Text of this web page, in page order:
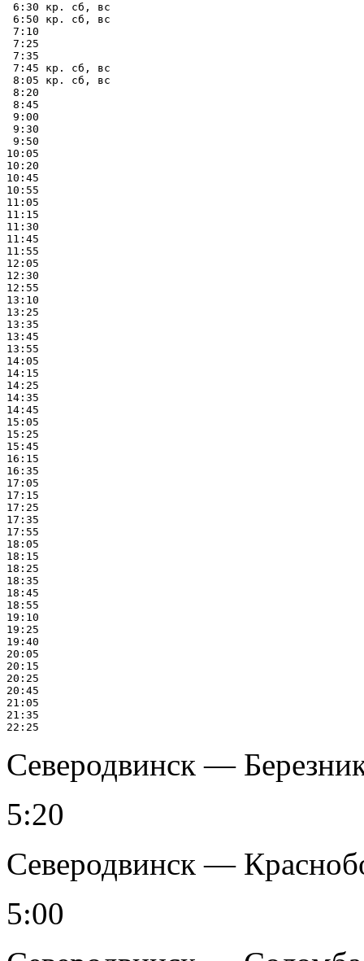
6:30 кр. сб, вс
6:50 кр. сб, вс
7:10
7:25
7:35
7:45 кр. сб, вс
8:05 кр. сб, вс
8:20
8:45
9:00
9:30
9:50
10:05
10:20
10:45
10:55
11:05
11:15
11:30
11:45
11:55
12:05
12:30
12:55
13:10
13:25
13:35
13:45
13:55
14:05
14:15
14:25
14:35
14:45
15:05
15:25
15:45
16:15
16:35
17:05
17:15
17:25
17:35
17:55
18:05
18:15
18:25
18:35
18:45
18:55
19:10
19:25
19:40
20:05
20:15
20:25
20:45
21:05
21:35
Северодвинск —
5:20
Северодвинск —
5:00